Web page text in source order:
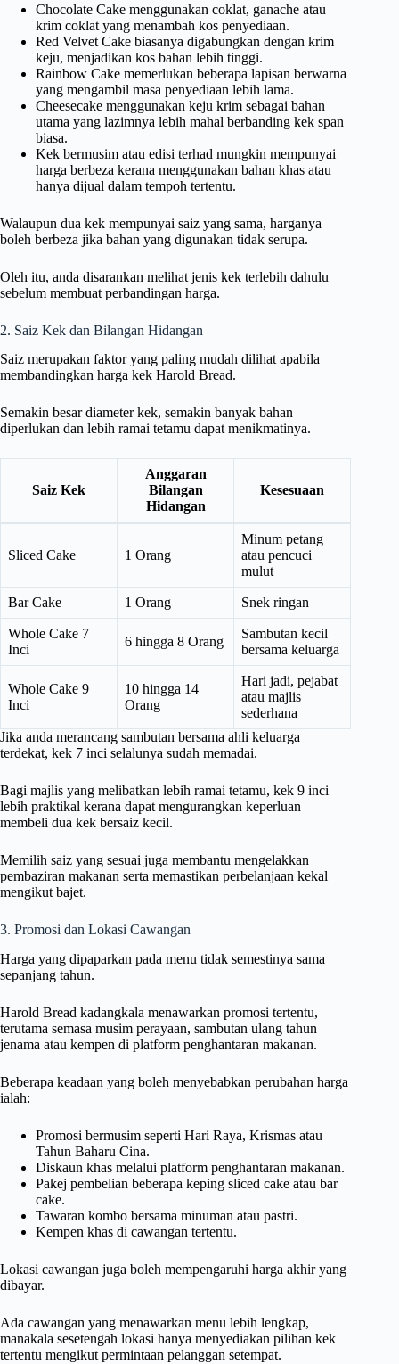
Chocolate Cake menggunakan coklat, ganache atau
krim coklat yang menambah kos penyediaan.
Red Velvet Cake biasanya digabungkan dengan krim
keju, menjadikan kos bahan lebih tinggi.
Rainbow Cake memerlukan beberapa lapisan berwarna
yang mengambil masa penyediaan lebih lama.
Cheesecake menggunakan keju krim sebagai bahan
utama yang lazimnya lebih mahal berbanding kek span
biasa.
Kek bermusim atau edisi terhad mungkin mempunyai
harga berbeza kerana menggunakan bahan khas atau
hanya dijual dalam tempoh tertentu.
Walaupun dua kek mempunyai saiz yang sama, harganya
boleh berbeza jika bahan yang digunakan tidak serupa.
Oleh itu, anda disarankan melihat jenis kek terlebih dahulu
sebelum membuat perbandingan harga.
2. Saiz Kek dan Bilangan Hidangan
Saiz merupakan faktor yang paling mudah dilihat apabila
membandingkan harga kek Harold Bread.
Semakin besar diameter kek, semakin banyak bahan
diperlukan dan lebih ramai tetamu dapat menikmatinya.
Saiz Kek
Anggaran
Bilangan
Hidangan
Kesesuaan
Sliced Cake 1 Orang
Minum petang
atau pencuci
mulut
Bar Cake 1 Orang Snek ringan
Whole Cake 7
Inci
6 hingga 8 Orang
Sambutan kecil
bersama keluarga
Whole Cake 9
Inci
10 hingga 14
Orang
Hari jadi, pejabat
atau majlis
sederhana
Jika anda merancang sambutan bersama ahli keluarga
terdekat, kek 7 inci selalunya sudah memadai.
Bagi majlis yang melibatkan lebih ramai tetamu, kek 9 inci
lebih praktikal kerana dapat mengurangkan keperluan
membeli dua kek bersaiz kecil.
Memilih saiz yang sesuai juga membantu mengelakkan
pembaziran makanan serta memastikan perbelanjaan kekal
mengikut bajet.
3. Promosi dan Lokasi Cawangan
Harga yang dipaparkan pada menu tidak semestinya sama
sepanjang tahun.
Harold Bread kadangkala menawarkan promosi tertentu,
terutama semasa musim perayaan, sambutan ulang tahun
jenama atau kempen di platform penghantaran makanan.
Beberapa keadaan yang boleh menyebabkan perubahan harga
ialah:
Promosi bermusim seperti Hari Raya, Krismas atau
Tahun Baharu Cina.
Diskaun khas melalui platform penghantaran makanan.
Pakej pembelian beberapa keping sliced cake atau bar
cake.
Tawaran kombo bersama minuman atau pastri.
Kempen khas di cawangan tertentu.
Lokasi cawangan juga boleh mempengaruhi harga akhir yang
dibayar.
Ada cawangan yang menawarkan menu lebih lengkap,
manakala sesetengah lokasi hanya menyediakan pilihan kek
tertentu mengikut permintaan pelanggan setempat.